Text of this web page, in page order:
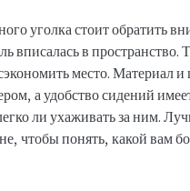
уголка стоит обратить
вписалась в
место. Материал и
а удобство сидений
ли ухаживать за ним.
чтобы понять, какой вам